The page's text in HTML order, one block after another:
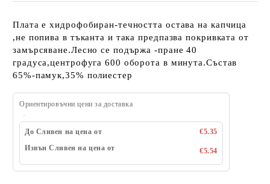
Плата е хидрофобиран-течността остава на капчица
,не попива в тъканта и така предпазва покривката от
замърсяване.Лесно се подържа -пране 40
градуса,центрофуга 600 оборота в минута.Състав
65%-памук,35% полиестер
Ориентировъчни цени за доставка
До Сливен на цена от
€5.35
Извън Сливен на цена от
€5.54